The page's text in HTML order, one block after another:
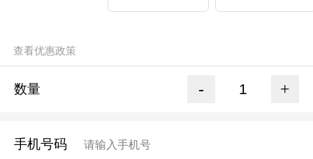
查看优惠政策
数量 - +
手机号码